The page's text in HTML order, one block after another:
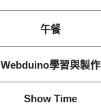
午餐
Webduino學習與製作
Show Time